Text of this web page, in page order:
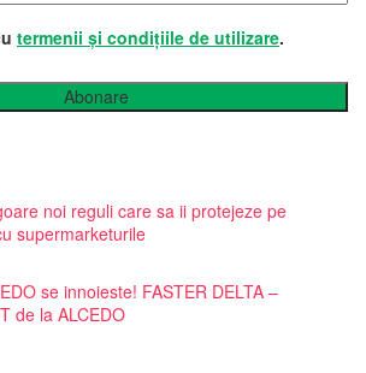
termenii și condițiile de utilizare.
Abonare
noi reguli care sa ii protejeze pe
supermarketurile
se innoieste! FASTER DELTA –
de la ALCEDO